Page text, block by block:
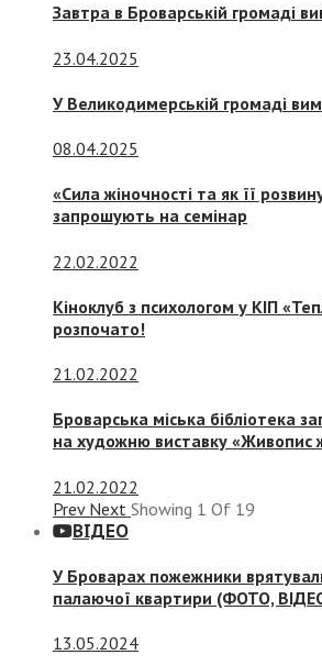
Завтра в Броварській громаді
23.04.2025
У Великодимерській громаді
08.04.2025
«Сила жіночності та як її
запрошують на семінар
22.02.2022
Кіноклуб з психологом у КІП
розпочато!
21.02.2022
Броварська міська бібліотека
на художню виставку «Живопис
21.02.2022
Prev Next Showing 1 Of 19
ВІДЕО
У Броварах пожежники
палаючої квартири (ФОТО,
13.05.2024